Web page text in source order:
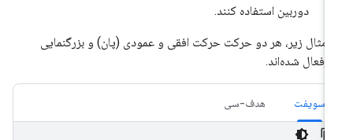
دوربین استفاده کنند.
مثال زیر، هر دو حرکت حرکت افقی و عمودی (پان) و بزرگنمایی
شده‌اند.
سویفت هدف-سی